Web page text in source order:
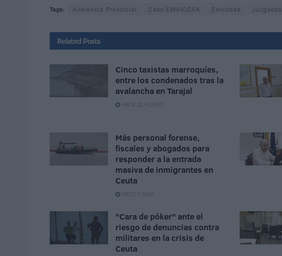
Tags: Audiencia Provincial Caso EMVICESA Emvicesa Juzgados
Related Posts
Cinco taxistas marroquíes,
entre los condenados tras la
avalancha en Tarajal
HACE 22 HORAS
Más personal forense,
fiscales y abogados para
responder a la entrada
masiva de inmigrantes en
Ceuta
HACE 3 DÍAS
"Cara de póker" ante el
riesgo de denuncias contra
militares en la crisis de
Ceuta